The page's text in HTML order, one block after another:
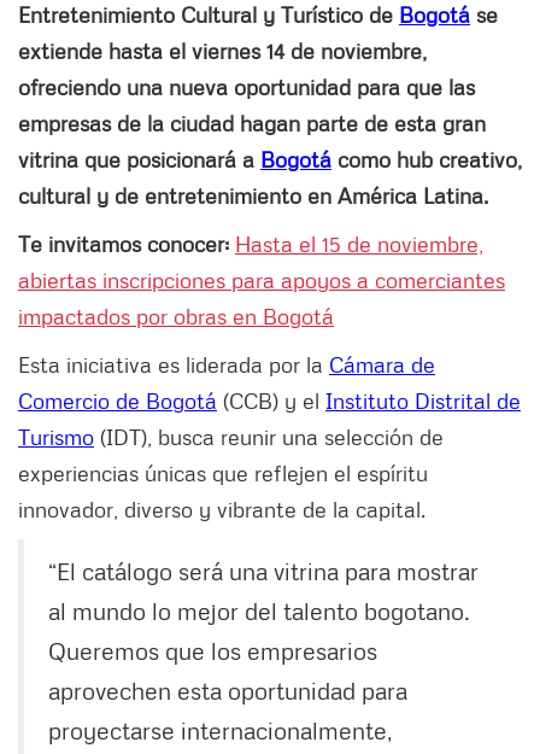
Entretenimiento Cultural y Turístico de Bogotá se
extiende hasta el viernes 14 de noviembre,
ofreciendo una nueva oportunidad para que las
empresas de la ciudad hagan parte de esta gran
vitrina que posicionará a Bogotá como hub creativo,
cultural y de entretenimiento en América Latina.
Te invitamos conocer: Hasta el 15 de noviembre,
abiertas inscripciones para apoyos a comerciantes
impactados por obras en Bogotá
Esta iniciativa es liderada por la Cámara de
Comercio de Bogotá (CCB) y el Instituto Distrital de
Turismo (IDT), busca reunir una selección de
experiencias únicas que reflejen el espíritu
innovador, diverso y vibrante de la capital.
“El catálogo será una vitrina para mostrar
al mundo lo mejor del talento bogotano.
Queremos que los empresarios
aprovechen esta oportunidad para
proyectarse internacionalmente,